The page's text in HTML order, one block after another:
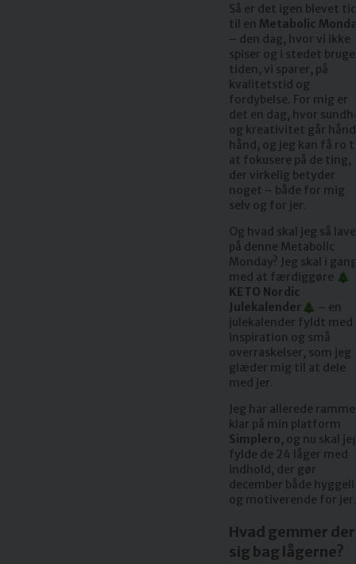
Så er det igen blevet
til en Metabolic
– den dag, hvor vi ikke
spiser og i stedet
tiden, vi sparer, på
kvalitetstid og
fordybelse. For mig er
det en dag, hvor
og kreativitet går
hånd, og jeg kan få ro
at fokusere på de ting,
der virkelig betyder
noget – både for mig
selv og for jer.
Og hvad skal jeg så lave
på denne Metabolic
Monday? Jeg skal i
med at færdiggøre 🎄
KETO Nordic
Julekalender🎄 – en
julekalender fyldt med
inspiration og små
overraskelser, som jeg
glæder mig til at dele
med jer.
Jeg har allerede
klar på min platform
Simplero , og nu skal
fylde de 24 låger med
indhold, der gør
december både
og motiverende for jer.
Hvad gemmer der
sig bag lågerne?